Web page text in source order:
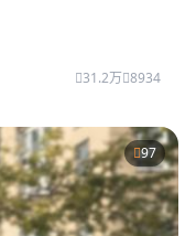
31.2万 8934
97